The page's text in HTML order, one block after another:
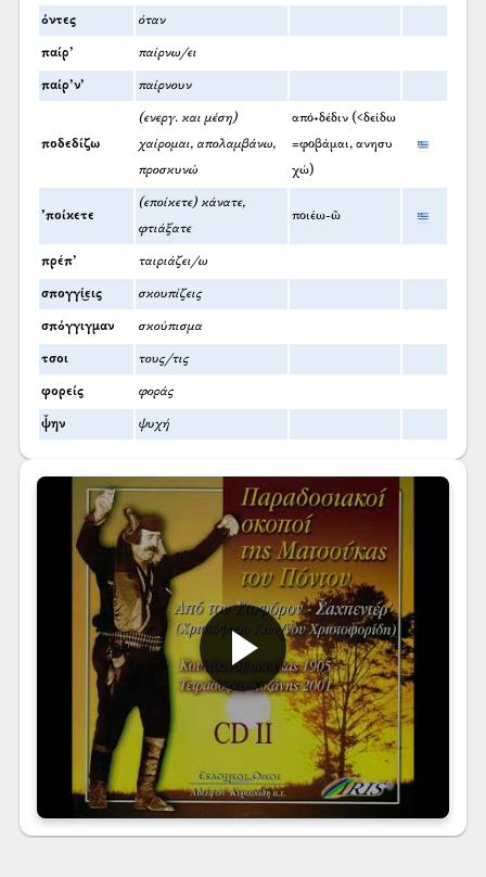
όντες όταν
παίρ’ παίρνω/ει
παίρ’ν’ παίρνουν
ποδεδίζω
(ενεργ. και μέση)
χαίρομαι, απολαμβάνω,
προσκυνώ
από+δέδιν (<δείδω
=φοβάμαι, ανησυ
χώ)
’ποίκετε
(εποίκετε) κάνατε,
φτιάξατε
ποιέω-ῶ
πρέπ’ ταιριάζει/ω
σπογγί͜εις σκουπίζεις
σπόγγιγμαν σκούπισμα
τσοι τους/τις
φορείς φοράς
ψ̌ην ψυχή